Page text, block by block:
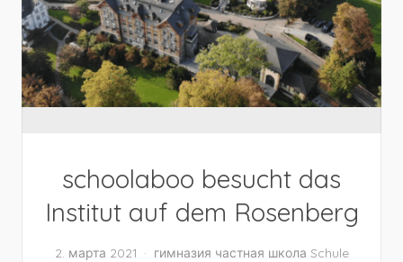
schoolaboo besucht das
Institut auf dem Rosenberg
2. марта 2021 гимназия частная школа Schule